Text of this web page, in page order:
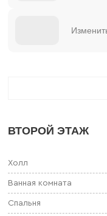
ВТОРОЙ ЭТАЖ
Холл
Ванная комната
Спальня